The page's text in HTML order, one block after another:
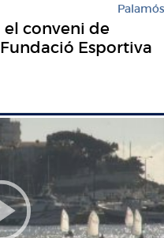
Palamós
el conveni de
Esportiva